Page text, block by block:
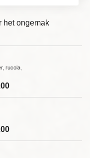
het ongemak
rucola,